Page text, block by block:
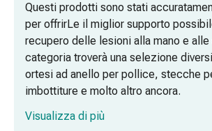
Fitoterapia
Sale
di
Schüssler
Spagirici
Antroposofico
Rene,
Questi prodotti sono stati
per offrirLe il miglior supporto
recupero delle lesioni alla mano e
categoria troverà una selezione
ortesi ad anello per pollice, stecche
imbottiture e molto altro ancora.
Visualizza di più